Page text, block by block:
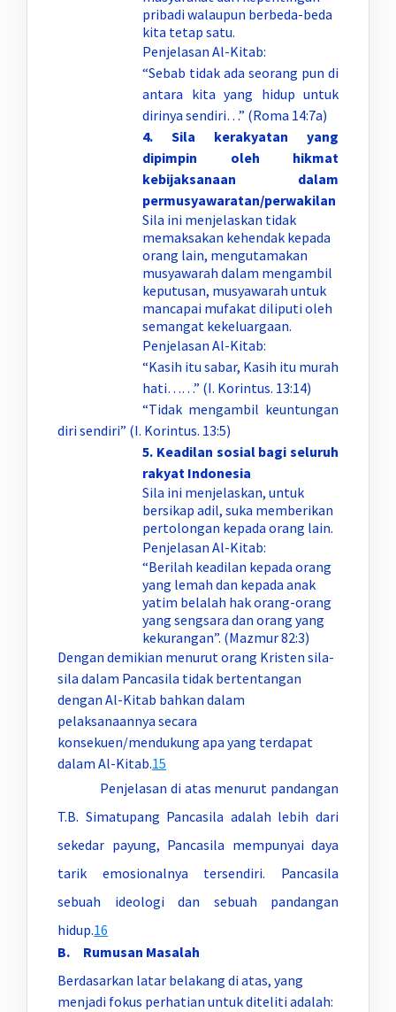
pribadi walaupun berbeda-beda
kita tetap satu.
Penjelasan Al-Kitab:
“Sebab tidak ada seorang pun di
antara kita yang hidup untuk
dirinya sendiri…” (Roma 14:7a)
4. Sila kerakyatan yang
dipimpin oleh hikmat
kebijaksanaan dalam
permusyawaratan/perwakilan
Sila ini menjelaskan tidak
memaksakan kehendak kepada
orang lain, mengutamakan
musyawarah dalam mengambil
keputusan, musyawarah untuk
mancapai mufakat diliputi oleh
semangat kekeluargaan.
Penjelasan Al-Kitab:
“Kasih itu sabar, Kasih itu murah
hati……” (I. Korintus. 13:14)
“Tidak mengambil keuntungan
diri sendiri” (I. Korintus. 13:5)
5. Keadilan sosial bagi seluruh
rakyat Indonesia
Sila ini menjelaskan, untuk
bersikap adil, suka memberikan
pertolongan kepada orang lain.
Penjelasan Al-Kitab:
“Berilah keadilan kepada orang
yang lemah dan kepada anak
yatim belalah hak orang-orang
yang sengsara dan orang yang
kekurangan”. (Mazmur 82:3)
Dengan demikian menurut orang Kristen sila-
sila dalam Pancasila tidak bertentangan
dengan Al-Kitab bahkan dalam
pelaksanaannya secara
konsekuen/mendukung apa yang terdapat
dalam Al-Kitab.15
Penjelasan di atas menurut pandangan
T.B. Simatupang Pancasila adalah lebih dari
sekedar payung, Pancasila mempunyai daya
tarik emosionalnya tersendiri. Pancasila
sebuah ideologi dan sebuah pandangan
hidup.16
B. Rumusan Masalah
Berdasarkan latar belakang di atas, yang
menjadi fokus perhatian untuk diteliti adalah: